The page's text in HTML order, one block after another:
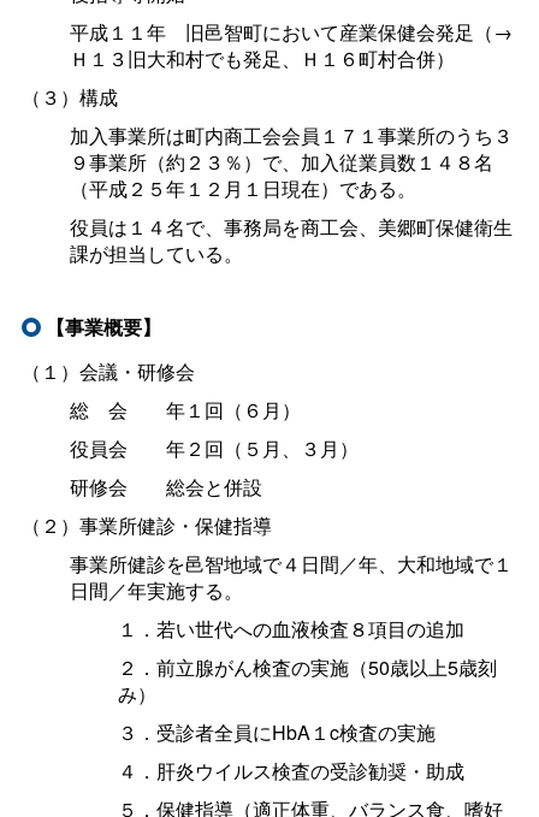
平成１１年 旧邑智町において産業保健会発足（→
Ｈ１３旧大和村でも発足、Ｈ１６町村合併）
（３）構成
加入事業所は町内商工会会員１７１事業所のうち３
９事業所（約２３％）で、加入従業員数１４８名
（平成２５年１２月１日現在）である。
役員は１４名で、事務局を商工会、美郷町保健衛生
課が担当している。
【事業概要】
（１）会議・研修会
総 会 年１回（６月）
役員会 年２回（５月、３月）
研修会 総会と併設
（２）事業所健診・保健指導
事業所健診を邑智地域で４日間／年、大和地域で１
日間／年実施する。
１．若い世代への血液検査８項目の追加
２．前立腺がん検査の実施（50歳以上5歳刻
み）
３．受診者全員にHbA１c検査の実施
４．肝炎ウイルス検査の受診勧奨・助成
５．保健指導（適正体重、バランス食、嗜好